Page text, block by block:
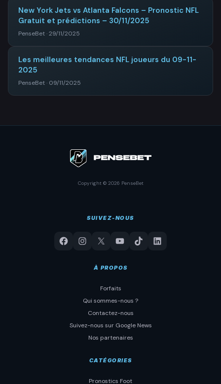
New York Jets vs Atlanta Falcons – Pronostic NFL
Gratuit et prédictions – 30/11/2025
PenseBet · 29/11/2025
Les meilleures tendances NFL joueurs du 09-11-
2025
PenseBet · 09/11/2025
Copyright © 2026 PenseBet
SUIVEZ-NOUS
À PROPOS
Forfaits
Qui sommes-nous ?
Contactez-nous
Suivez-nous sur Google News
Nos partenaires
CATÉGORIES
Pronostics Foot